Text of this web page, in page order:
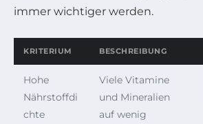
immer wichtiger werden.
KRITERIUM BESCHREIBUNG
Hohe
Nährstoffdi
chte
Viele Vitamine
und Mineralien
auf wenig